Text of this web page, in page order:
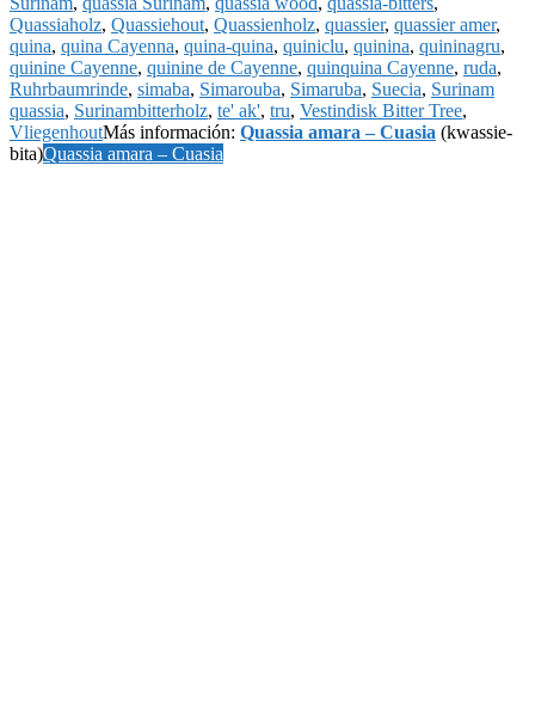
Quassiaholz, Quassiehout, Quassienholz, quassier, quassier amer,
quina, quina Cayenna, quina-quina, quiniclu, quinina, quininagru,
quinine Cayenne, quinine de Cayenne, quinquina Cayenne, ruda,
Ruhrbaumrinde, simaba, Simarouba, Simaruba, Suecia, Surinam
quassia, Surinambitterholz, te' ak', tru, Vestindisk Bitter Tree,
VliegenhoutMás información: Quassia amara – Cuasia (kwassie-
bita)Quassia amara – Cuasia